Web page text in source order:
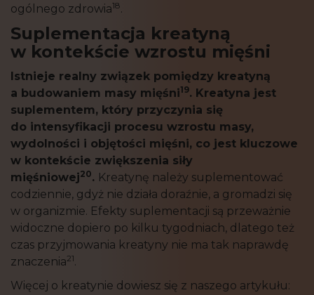
ogólnego zdrowia18.
Suplementacja kreatyną
w kontekście wzrostu mięśni
Istnieje realny związek pomiędzy kreatyną
a budowaniem masy mięśni19. Kreatyna jest
suplementem, który przyczynia się
do intensyfikacji procesu wzrostu masy,
wydolności i objętości mięśni, co jest kluczowe
w kontekście zwiększenia siły
mięśniowej20. Kreatynę należy suplementować
codziennie, gdyż nie działa doraźnie, a gromadzi się
w organizmie. Efekty suplementacji są przeważnie
widoczne dopiero po kilku tygodniach, dlatego też
czas przyjmowania kreatyny nie ma tak naprawdę
znaczenia21.
Więcej o kreatynie dowiesz się z naszego artykułu: